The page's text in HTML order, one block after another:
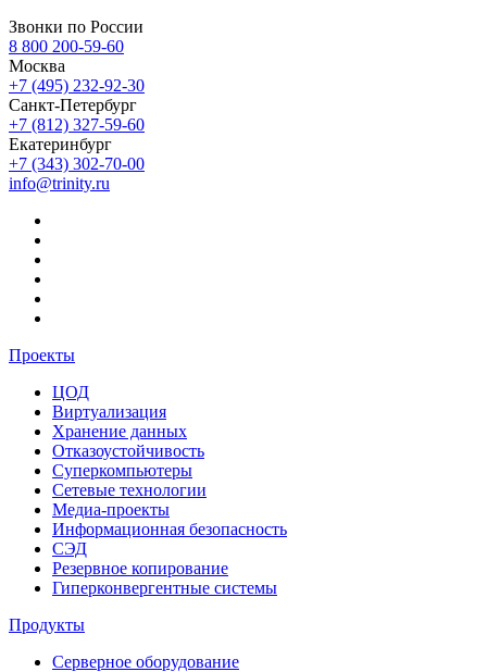
Звонки по России
8 800 200-59-60
Москва
+7 (495) 232-92-30
Санкт-Петербург
+7 (812) 327-59-60
Екатеринбург
+7 (343) 302-70-00
info@trinity.ru
Проекты
ЦОД
Виртуализация
Хранение данных
Отказоустойчивость
Суперкомпьютеры
Сетевые технологии
Медиа-проекты
Информационная безопасность
СЭД
Резервное копирование
Гиперконвергентные системы
Продукты
Серверное оборудование